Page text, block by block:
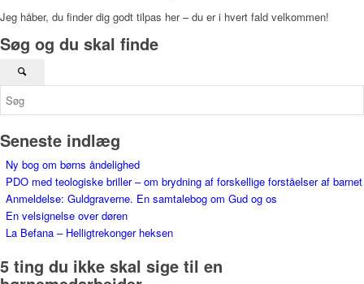
Jeg håber, du finder dig godt tilpas her – du er i hvert fald velkommen!
Søg og du skal finde
Seneste indlæg
Ny bog om børns åndelighed
PDO med teologiske briller – om brydning af forskellige forståelser af barnet
Anmeldelse: Guldgraverne. En samtalebog om Gud og os
En velsignelse over døren
La Befana – Helligtrekonger heksen
5 ting du ikke skal sige til en